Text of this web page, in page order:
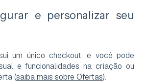
e personalizar seu
um único checkout, e você pode
e funcionalidades na criação ou
(saiba mais sobre Ofertas).